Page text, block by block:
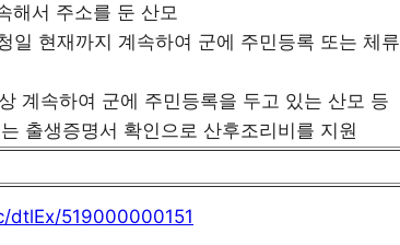
해서 주소를 둔 산모
일 현재까지 계속하여 군에 주민등록 또는 체류
계속하여 군에 주민등록을 두고 있는 산모 등
출생증명서 확인으로 산후조리비를 지원
519000000151